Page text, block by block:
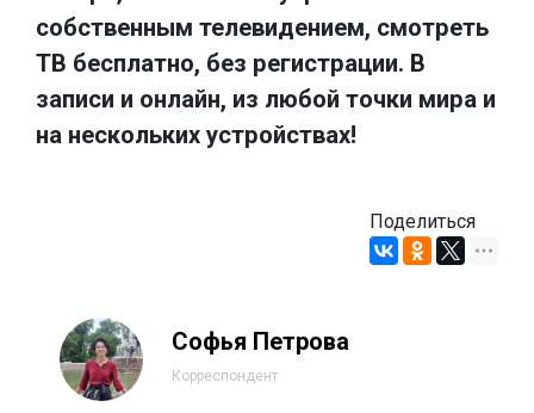
собственным телевидением, смотреть
ТВ бесплатно, без регистрации. В
записи и онлайн, из любой точки мира и
на нескольких устройствах!
Поделиться
Софья Петрова
Корреспондент